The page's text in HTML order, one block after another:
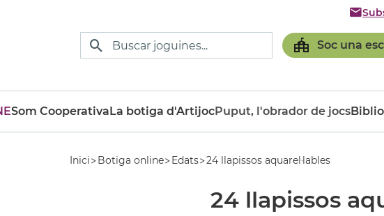
Soc una
Som CooperativaLa botiga d'ArtijocPuput, l'obrador de jocs
Inici Botiga online Edats 24 llapissos aquarel·lables
24 llapissos